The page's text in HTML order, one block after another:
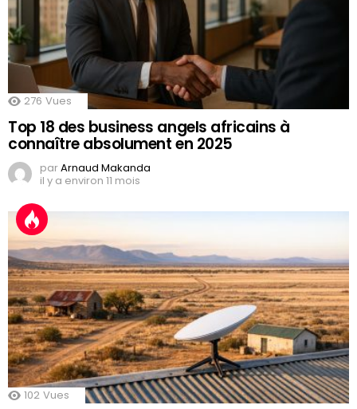
276 Vues
Top 18 des business angels africains à
connaître absolument en 2025
parArnaud Makanda
il y a environ 11 mois
102 Vues